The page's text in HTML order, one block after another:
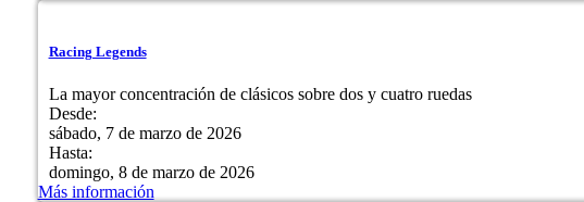
Racing Legends
La mayor concentración de clásicos sobre dos y cuatro ruedas
Desde:
sábado, 7 de marzo de 2026
Hasta:
domingo, 8 de marzo de 2026
Más información